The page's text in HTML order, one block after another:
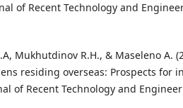
of Recent Technology and
Mukhutdinov R.H., & Maseleno A.
residing overseas: Prospects for
of Recent Technology and